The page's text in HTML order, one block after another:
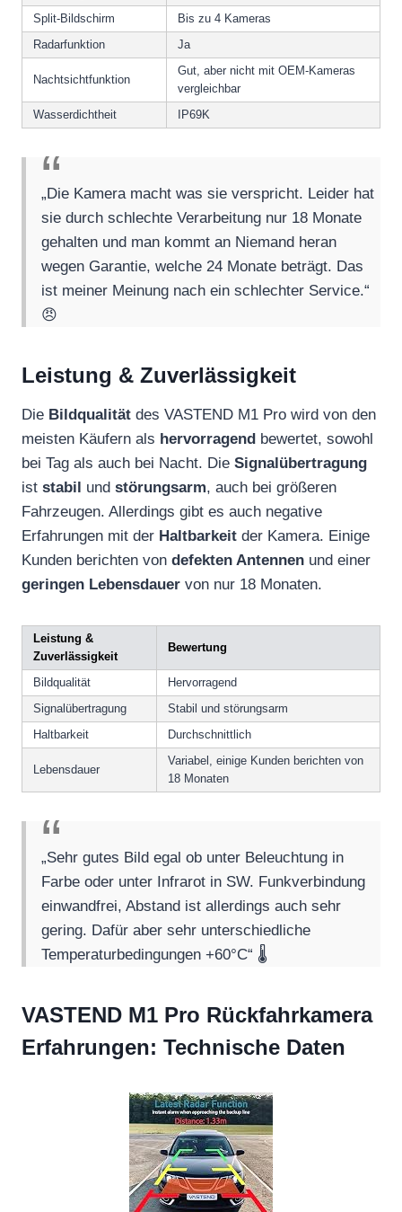
Split-Bildschirm
Bis zu 4 Kameras
Radarfunktion
Ja
Nachtsichtfunktion
Gut, aber nicht mit OEM-Kameras
vergleichbar
Wasserdichtheit
IP69K
„Die Kamera macht was sie verspricht. Leider hat
sie durch schlechte Verarbeitung nur 18 Monate
gehalten und man kommt an Niemand heran
wegen Garantie, welche 24 Monate beträgt. Das
ist meiner Meinung nach ein schlechter Service.“
😠
Leistung & Zuverlässigkeit
Die Bildqualität des VASTEND M1 Pro wird von den
meisten Käufern als hervorragend bewertet, sowohl
bei Tag als auch bei Nacht. Die Signalübertragung
ist stabil und störungsarm, auch bei größeren
Fahrzeugen. Allerdings gibt es auch negative
Erfahrungen mit der Haltbarkeit der Kamera. Einige
Kunden berichten von defekten Antennen und einer
geringen Lebensdauer von nur 18 Monaten.
Leistung &
Zuverlässigkeit
Bewertung
Bildqualität
Hervorragend
Signalübertragung
Stabil und störungsarm
Haltbarkeit
Durchschnittlich
Lebensdauer
Variabel, einige Kunden berichten von
18 Monaten
„Sehr gutes Bild egal ob unter Beleuchtung in
Farbe oder unter Infrarot in SW. Funkverbindung
einwandfrei, Abstand ist allerdings auch sehr
gering. Dafür aber sehr unterschiedliche
Temperaturbedingungen +60°C“ 🌡️
VASTEND M1 Pro Rückfahrkamera
Erfahrungen: Technische Daten